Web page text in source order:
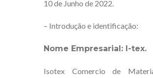
10 de Junho de 2022.
– Introdução e identificação:
Nome Empresarial: I-tex.
Isotex Comercio de